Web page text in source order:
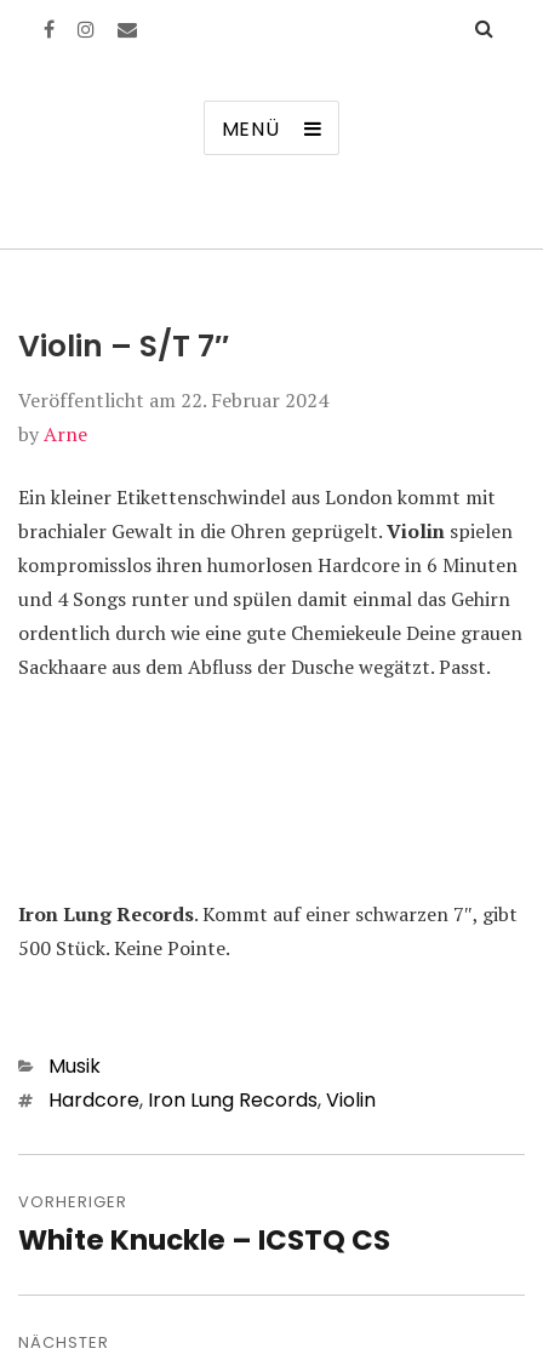
MENÜ
Violin – S/T 7″
Veröffentlicht am 22. Februar 2024
byArne
Ein kleiner Etikettenschwindel aus London kommt mit
brachialer Gewalt in die Ohren geprügelt.Violin spielen
kompromisslos ihren humorlosen Hardcore in 6 Minuten
und 4 Songs runter und spülen damit einmal das Gehirn
ordentlich durch wie eine gute Chemiekeule Deine grauen
Sackhaare aus dem Abfluss der Dusche wegätzt. Passt.
Iron Lung Records. Kommt auf einer schwarzen 7″, gibt
500 Stück. Keine Pointe.
Kategorien
Musik
Schlagwörter
Hardcore, Iron Lung Records,Violin
VORHERIGER
Vorheriger
White Knuckle – ICSTQ CS
NÄCHSTER